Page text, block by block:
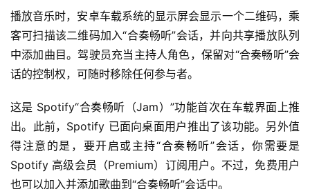
播放音乐时，安卓车载系统的显示屏会显示一个二维码，乘
客可扫描该二维码加入“合奏畅听”会话，并向共享播放队列
中添加曲目。驾驶员充当主持人角色，保留对“合奏畅听”会
话的控制权，可随时移除任何参与者。
这是 Spotify“合奏畅听（Jam）”功能首次在车载界面上推
出。此前，Spotify 已面向桌面用户推出了该功能。另外值
得注意的是，要开启或主持“合奏畅听”会话，你需要是
Spotify 高级会员（Premium）订阅用户。不过，免费用户
也可以加入并添加歌曲到“合奏畅听”会话中。